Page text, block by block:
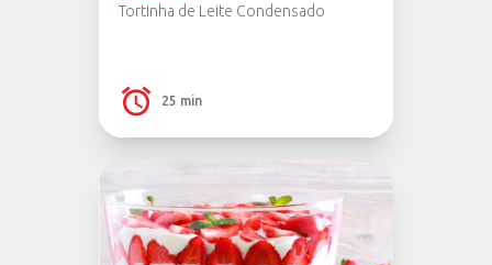
Tortinha de Leite Condensado
25 min